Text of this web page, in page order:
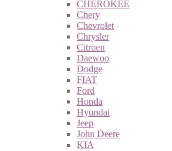
CHEROKEE
Chery
Chevrolet
Chrysler
Citroen
Daewoo
Dodge
FIAT
Ford
Honda
Hyundai
Jeep
John Deere
KIA